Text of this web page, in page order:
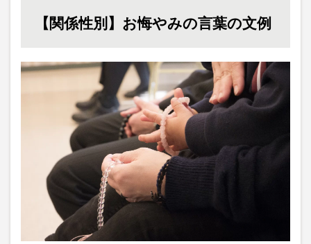
【関係性別】お悔やみの言葉の文例